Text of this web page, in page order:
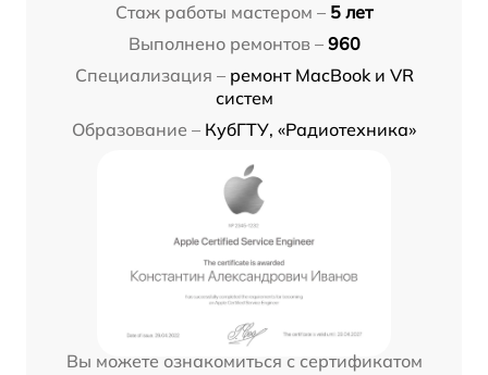
Стаж работы мастером – 5 лет
Выполнено ремонтов – 960
Специализация – ремонт MacBook и VR
систем
Образование – КубГТУ, «Радиотехника»
Вы можете ознакомиться с сертификатом